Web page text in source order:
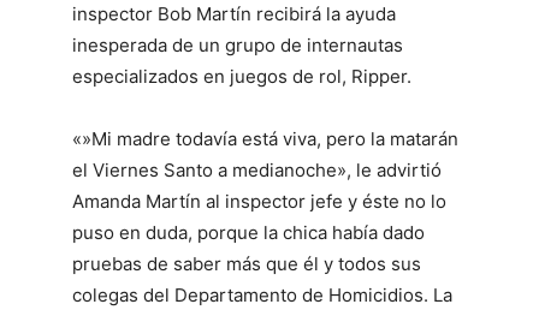
inspector Bob Martín recibirá la ayuda
inesperada de un grupo de internautas
especializados en juegos de rol, Ripper.
«»Mi madre todavía está viva, pero la matarán
el Viernes Santo a medianoche», le advirtió
Amanda Martín al inspector jefe y éste no lo
puso en duda, porque la chica había dado
pruebas de saber más que él y todos sus
colegas del Departamento de Homicidios. La